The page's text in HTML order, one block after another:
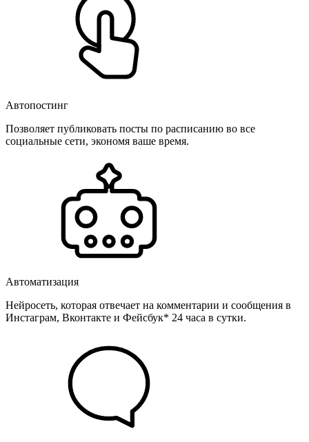
Автопостинг
Позволяет публиковать посты по расписанию во все
социальные сети, экономя ваше время.
Автоматизация
Нейросеть, которая отвечает на комментарии и сообщения в
Инстаграм, Вконтакте и Фейсбук* 24 часа в сутки.